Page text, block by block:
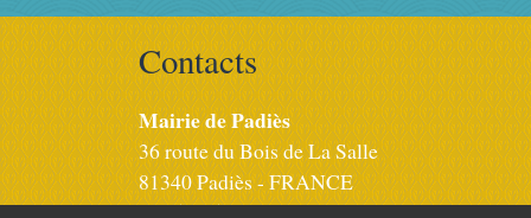
Contacts
Mairie de Padiès
36 route du Bois de La Salle
81340 Padiès - FRANCE
+33 5 63 53 42 48